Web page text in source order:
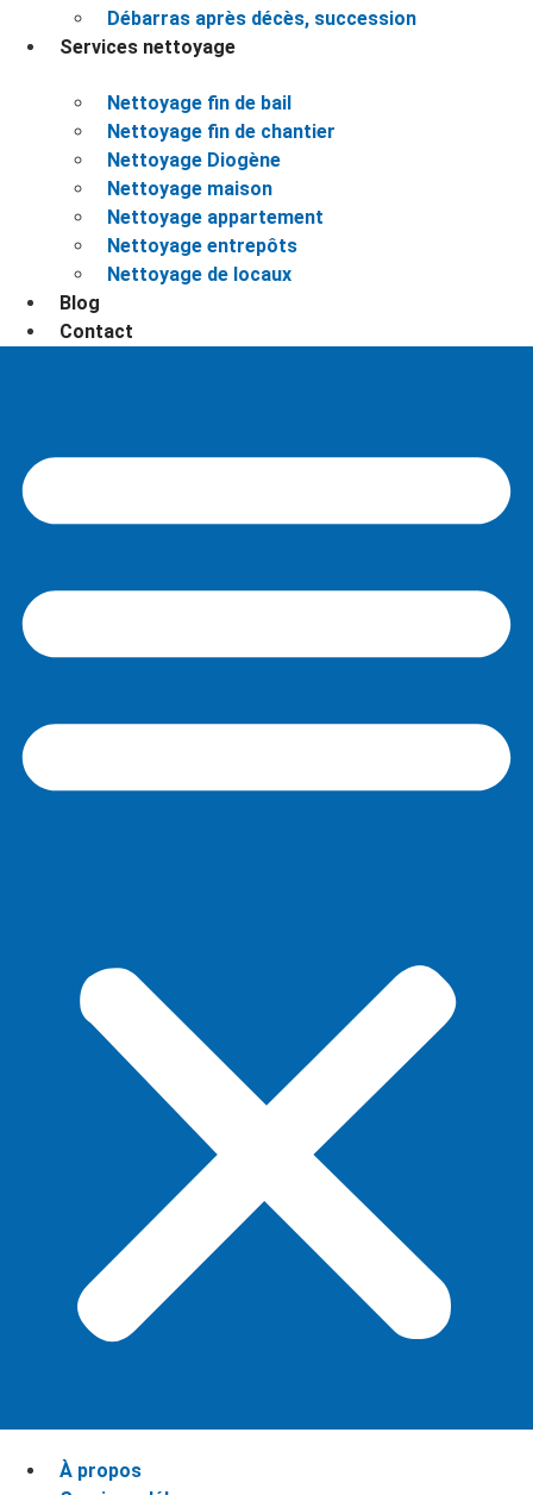
Débarras après décès, succession
Services nettoyage
Nettoyage fin de bail
Nettoyage fin de chantier
Nettoyage Diogène
Nettoyage maison
Nettoyage appartement
Nettoyage entrepôts
Nettoyage de locaux
Blog
Contact
À propos